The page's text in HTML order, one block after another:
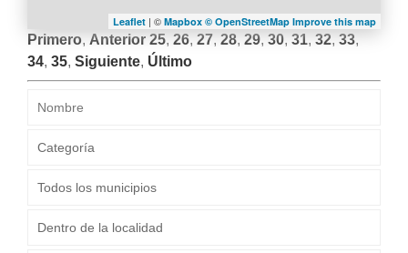
Leaflet | © Mapbox © OpenStreetMap Improve this map
Primero, Anterior 25, 26, 27, 28, 29, 30, 31, 32, 33,
34, 35, Siguiente, Último